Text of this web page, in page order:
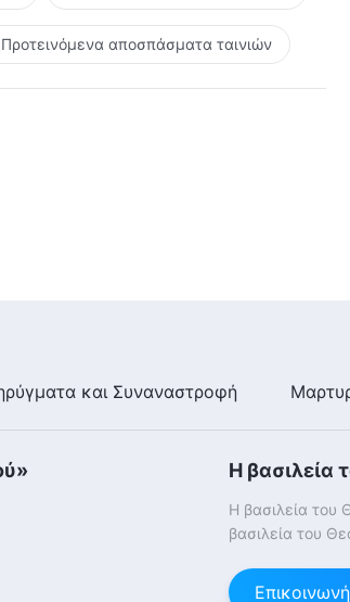
Προτεινόμενα αποσπάσματα ταινιών
και Συναναστροφή
Η βασιλεία
Η βασιλεία του
βασιλεία του